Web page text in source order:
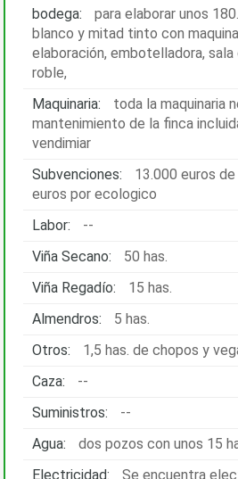
bodega:
para elaborar unos
blanco y mitad tinto con
elaboración, embotelladora,
roble,
Maquinaria:
toda la maquinaria
mantenimiento de la finca
vendimiar
Subvenciones:
13.000 euros
euros por ecologico
Labor:
--
Viña Secano:
50 has.
Viña Regadío:
15 has.
Almendros:
5 has.
Otros:
1,5 has. de chopos y
Caza:
--
Suministros:
--
Agua:
dos pozos con unos 15
Electricidad:
Se encuentra